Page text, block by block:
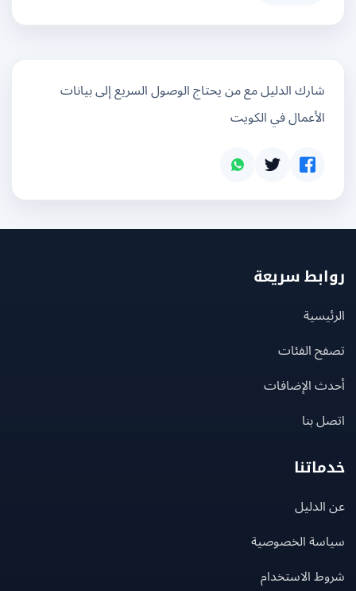
شارك الدليل مع من يحتاج الوصول السريع إلى بيانات
الأعمال في الكويت
سريعة
الفئات
الإضافات
بنا
الخصوصية
الاستخدام